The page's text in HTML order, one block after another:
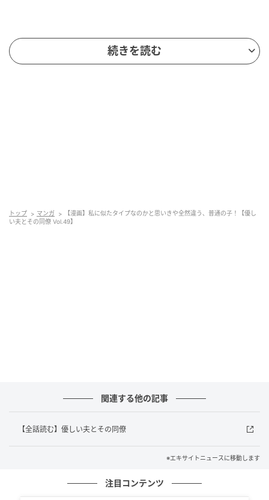
続きを読む
トップ マンガ
【漫画】私に似たタイプなのかと思いきや全然違う、普通の子！【優し
い夫とその同僚 Vol.49】
関連する他の記事
【全話読む】優しい夫とその同僚
※エキサイトニュースに移動します
注目コンテンツ